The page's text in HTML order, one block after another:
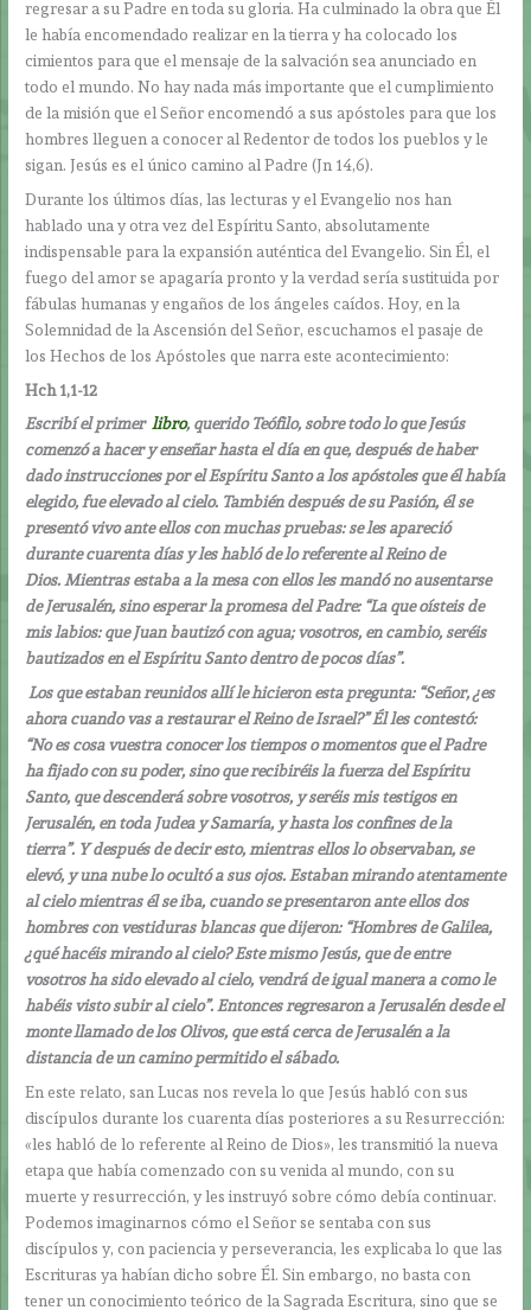
regresar a su Padre en toda su gloria. Ha culminado la obra que Él
le había encomendado realizar en la tierra y ha colocado los
cimientos para que el mensaje de la salvación sea anunciado en
todo el mundo. No hay nada más importante que el cumplimiento
de la misión que el Señor encomendó a sus apóstoles para que los
hombres lleguen a conocer al Redentor de todos los pueblos y le
sigan. Jesús es el único camino al Padre (Jn 14,6).
Durante los últimos días, las lecturas y el Evangelio nos han
hablado una y otra vez del Espíritu Santo, absolutamente
indispensable para la expansión auténtica del Evangelio. Sin Él, el
fuego del amor se apagaría pronto y la verdad sería sustituida por
fábulas humanas y engaños de los ángeles caídos. Hoy, en la
Solemnidad de la Ascensión del Señor, escuchamos el pasaje de
los Hechos de los Apóstoles que narra este acontecimiento:
Hch 1,1-12
Escribí el primer libro, querido Teófilo, sobre todo lo que Jesús
comenzó a hacer y enseñar hasta el día en que, después de haber
dado instrucciones por el Espíritu Santo a los apóstoles que él había
elegido, fue elevado al cielo. También después de su Pasión, él se
presentó vivo ante ellos con muchas pruebas: se les apareció
durante cuarenta días y les habló de lo referente al Reino de
Dios. Mientras estaba a la mesa con ellos les mandó no ausentarse
de Jerusalén, sino esperar la promesa del Padre: “La que oísteis de
mis labios: que Juan bautizó con agua; vosotros, en cambio, seréis
bautizados en el Espíritu Santo dentro de pocos días”.
Los que estaban reunidos allí le hicieron esta pregunta: “Señor, ¿es
ahora cuando vas a restaurar el Reino de Israel?” Él les contestó:
“No es cosa vuestra conocer los tiempos o momentos que el Padre
ha fijado con su poder, sino que recibiréis la fuerza del Espíritu
Santo, que descenderá sobre vosotros, y seréis mis testigos en
Jerusalén, en toda Judea y Samaría, y hasta los confines de la
tierra”. Y después de decir esto, mientras ellos lo observaban, se
elevó, y una nube lo ocultó a sus ojos. Estaban mirando atentamente
al cielo mientras él se iba, cuando se presentaron ante ellos dos
hombres con vestiduras blancas que dijeron: “Hombres de Galilea,
¿qué hacéis mirando al cielo? Este mismo Jesús, que de entre
vosotros ha sido elevado al cielo, vendrá de igual manera a como le
habéis visto subir al cielo”. Entonces regresaron a Jerusalén desde el
monte llamado de los Olivos, que está cerca de Jerusalén a la
distancia de un camino permitido el sábado.
En este relato, san Lucas nos revela lo que Jesús habló con sus
discípulos durante los cuarenta días posteriores a su Resurrección:
«les habló de lo referente al Reino de Dios», les transmitió la nueva
etapa que había comenzado con su venida al mundo, con su
muerte y resurrección, y les instruyó sobre cómo debía continuar.
Podemos imaginarnos cómo el Señor se sentaba con sus
discípulos y, con paciencia y perseverancia, les explicaba lo que las
Escrituras ya habían dicho sobre Él. Sin embargo, no basta con
tener un conocimiento teórico de la Sagrada Escritura, sino que se